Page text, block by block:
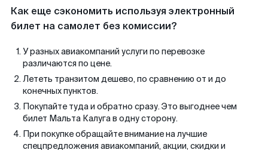
Как еще сэкономить используя электронный
билет на самолет без комиссии?
У разных авиакомпаний услуги по перевозке
различаются по цене.
Лететь транзитом дешево, по сравнению от и до
конечных пунктов.
Покупайте туда и обратно сразу. Это выгоднее чем
билет Мальта Калуга в одну сторону.
При покупке обращайте внимание на лучшие
спецпредложения авиакомпаний, акции, скидки и